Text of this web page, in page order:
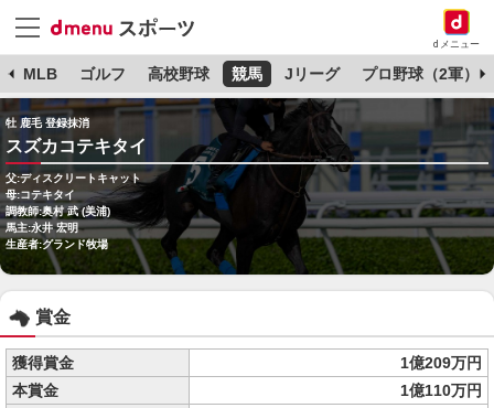
dメニュー
MLB ゴルフ 高校野球 競馬 Jリーグ プロ野球（2軍）
牡 鹿毛 登録抹消
スズカコテキタイ
父:ディスクリートキャット
母:コテキタイ
調教師:奥村 武 (美浦)
馬主:永井 宏明
生産者:グランド牧場
賞金
獲得賞金
1億209万円
本賞金
1億110万円